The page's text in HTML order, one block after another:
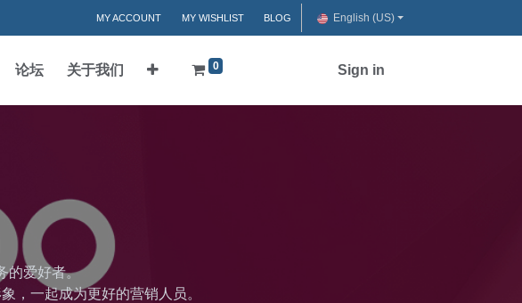
MY ACCOUNT MY WISHLIST BLOG English (US)
论坛 关于我们 0 Sign in
的爱好者。
，一起成为更好的营销人员。